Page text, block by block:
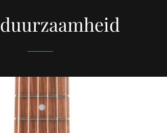
duurzaamheid